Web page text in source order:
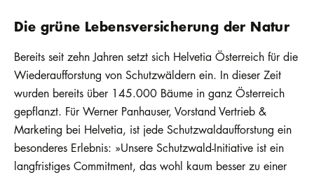
Die grüne Lebensversicherung der Natur
Bereits seit zehn Jahren setzt sich Helvetia Österreich für die
Wiederaufforstung von Schutzwäldern ein. In dieser Zeit
wurden bereits über 145.000 Bäume in ganz Österreich
gepflanzt. Für Werner Panhauser, Vorstand Vertrieb &
Marketing bei Helvetia, ist jede Schutzwaldaufforstung ein
besonderes Erlebnis: »Unsere Schutzwald-Initiative ist ein
langfristiges Commitment, das wohl kaum besser zu einer